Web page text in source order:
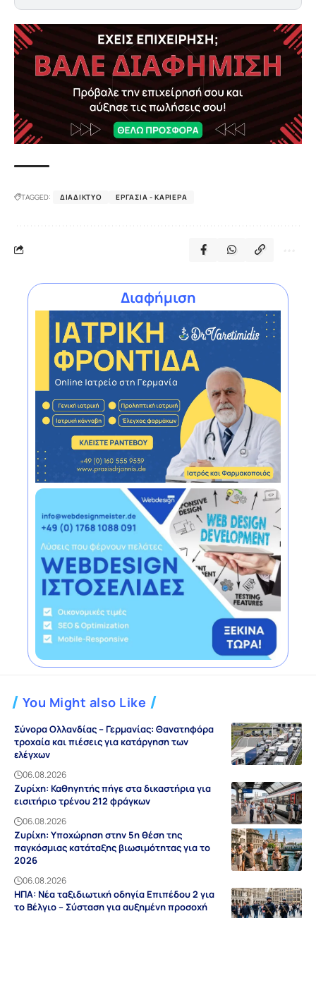
TAGGED: ΔΙΑΔΊΚΤΥΟ ΕΡΓΑΣΊΑ - ΚΑΡΙΈΡΑ
Διαφήμιση
You Might also Like
Σύνορα Ολλανδίας – Γερμανίας: Θανατηφόρα
τροχαία και πιέσεις για κατάργηση των
ελέγχων
06.08.2026
Ζυρίχη: Καθηγητής πήγε στα δικαστήρια για
εισιτήριο τρένου 212 φράγκων
06.08.2026
Ζυρίχη: Υποχώρηση στην 5η θέση της
παγκόσμιας κατάταξης βιωσιμότητας για το
2026
06.08.2026
ΗΠΑ: Νέα ταξιδιωτική οδηγία Επιπέδου 2 για
το Βέλγιο – Σύσταση για αυξημένη προσοχή